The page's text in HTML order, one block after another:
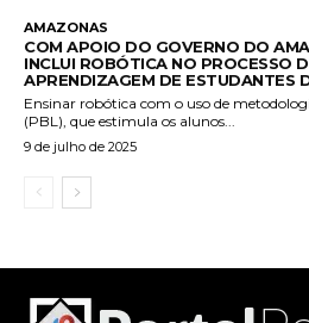
AMAZONAS
COM APOIO DO GOVERNO DO
INCLUI ROBÓTICA NO PROCESSO
APRENDIZAGEM DE ESTUDANTES
Ensinar robótica com o uso de
(PBL), que estimula os alunos...
9 de julho de 2025